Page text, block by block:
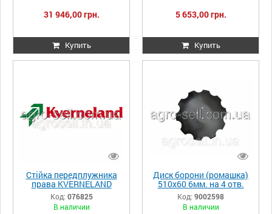
31 946,00 грн.
Купить
5 653,00 грн.
Купить
Стійка передплужника
права KVERNELAND
76825
Код: 076825
В наличии
Диск борони (ромашка)
510х60 6мм. на 4 отв.
Farmet Softer 9002598
Код: 9002598
В наличии